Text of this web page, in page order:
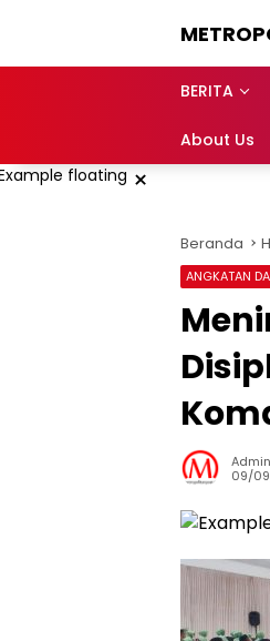
BERITA
About Us
×
Beranda
ANGKATAN
Admin
09/